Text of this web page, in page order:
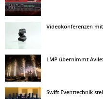
Videokonferenzen
LMP übernimmt
Swift Eventtechnik